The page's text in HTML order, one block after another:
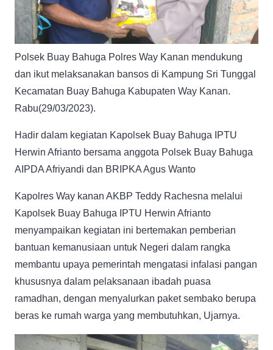
Polsek Buay Bahuga Polres Way Kanan mendukung
dan ikut melaksanakan bansos di Kampung Sri Tunggal
Kecamatan Buay Bahuga Kabupaten Way Kanan.
Rabu(29/03/2023).
Hadir dalam kegiatan Kapolsek Buay Bahuga IPTU
Herwin Afrianto bersama anggota Polsek Buay Bahuga
AIPDA Afriyandi dan BRIPKA Agus Wanto
Kapolres Way kanan AKBP Teddy Rachesna melalui
Kapolsek Buay Bahuga IPTU Herwin Afrianto
menyampaikan kegiatan ini bertemakan pemberian
bantuan kemanusiaan untuk Negeri dalam rangka
membantu upaya pemerintah mengatasi infalasi pangan
khususnya dalam pelaksanaan ibadah puasa
ramadhan, dengan menyalurkan paket sembako berupa
beras ke rumah warga yang membutuhkan, Ujarnya.